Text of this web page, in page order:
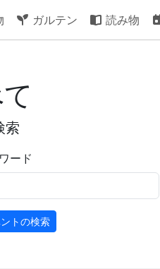
ガルテン 読み物
索
ード
トの検索